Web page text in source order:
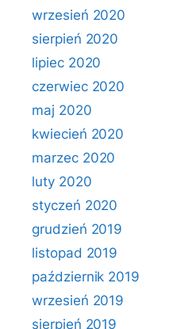
wrzesień 2020
sierpień 2020
lipiec 2020
czerwiec 2020
maj 2020
kwiecień 2020
marzec 2020
luty 2020
styczeń 2020
grudzień 2019
listopad 2019
październik 2019
wrzesień 2019
sierpień 2019